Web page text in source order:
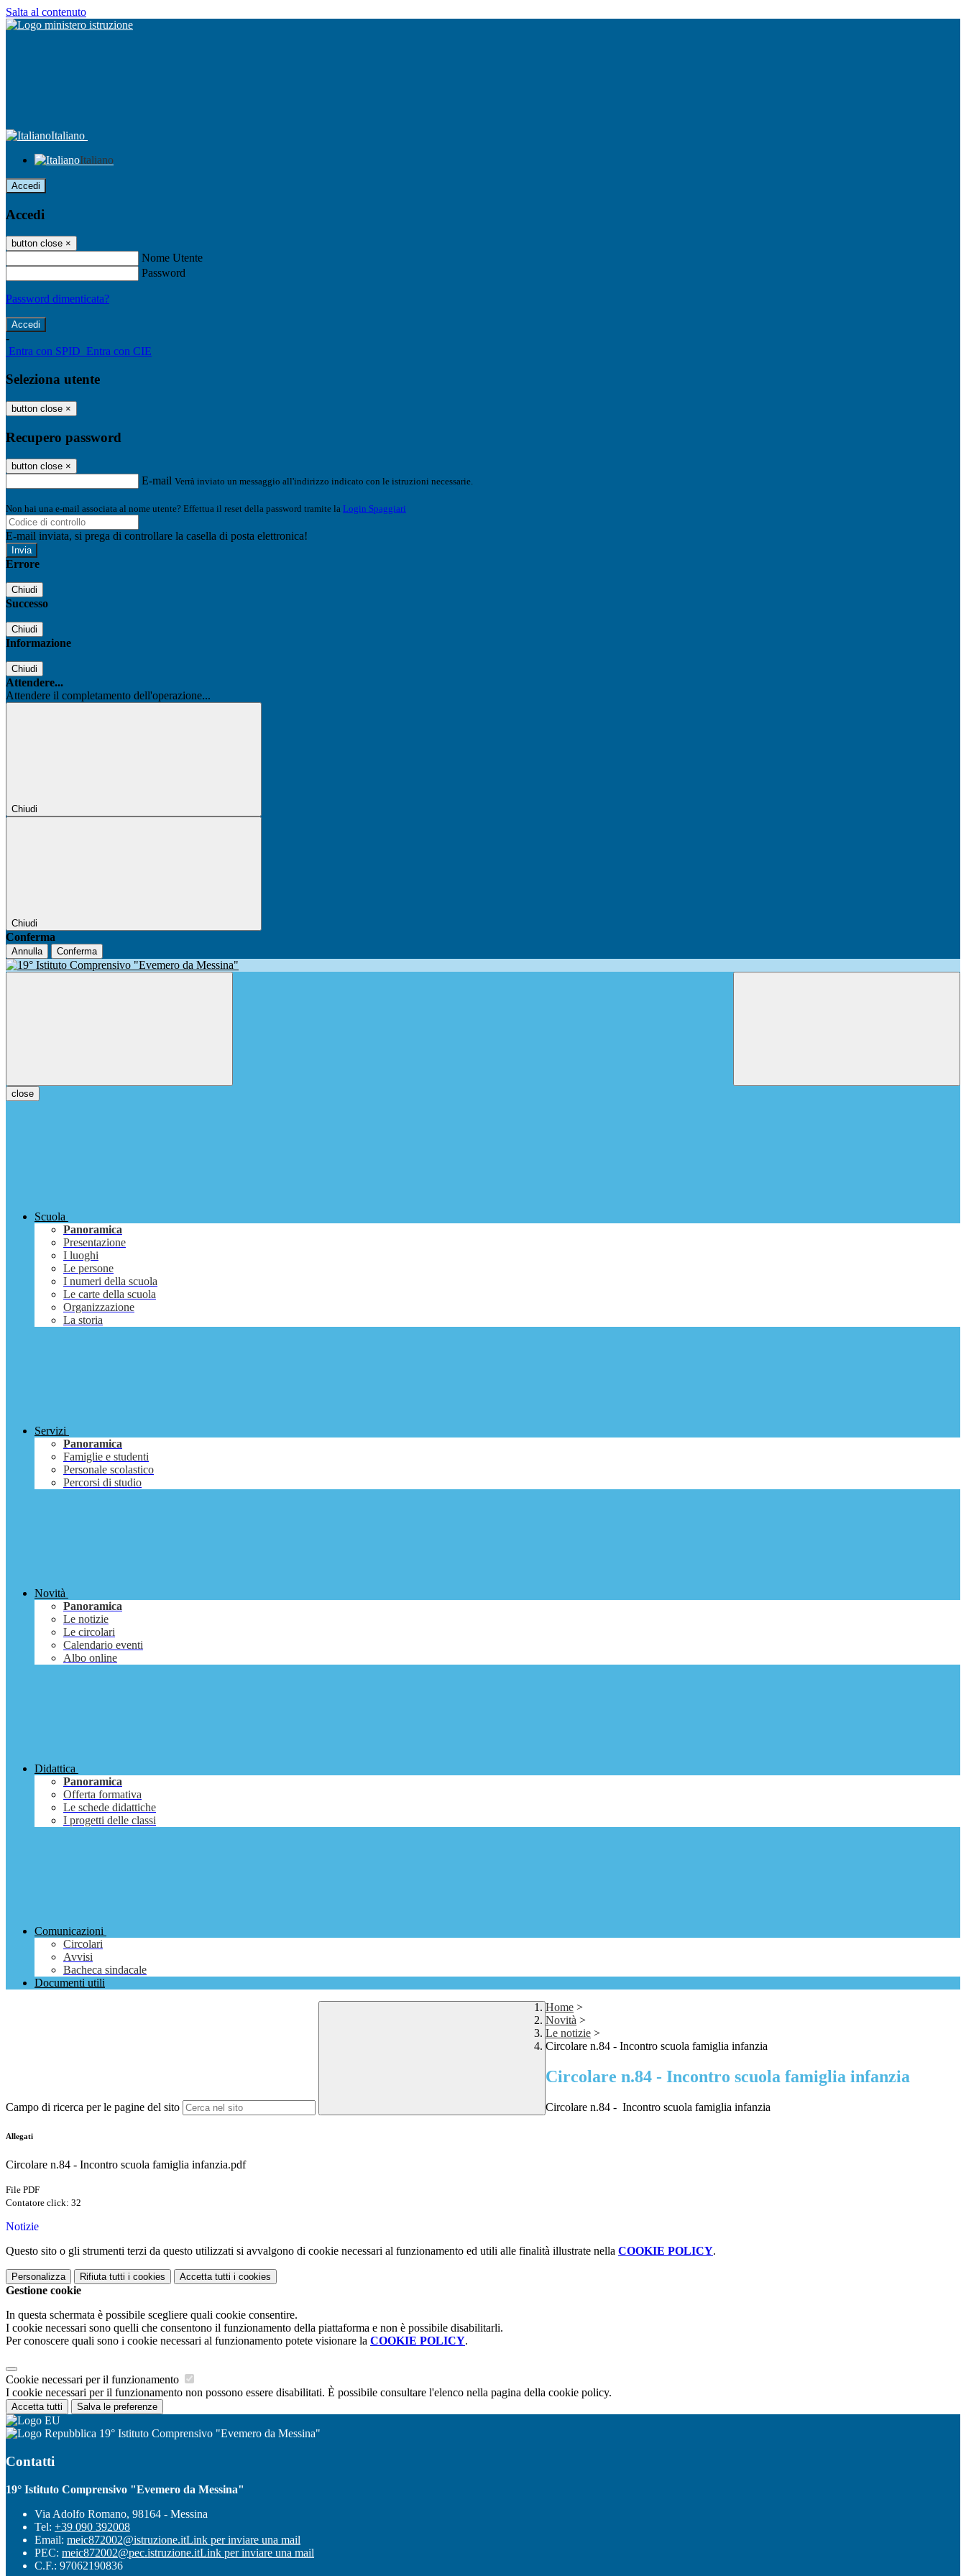
Salta al contenuto
Italiano
Italiano
Accedi
Accedi
button close ×
Nome Utente
Password
Password dimenticata?
-
Entra con SPID Entra con CIE
Seleziona utente
button close ×
Recupero password
button close ×
E-mail Verrà inviato un messaggio all'indirizzo indicato con le istruzioni necessarie.
Non hai una e-mail associata al nome utente? Effettua il reset della password tramite la Login Spaggiari
E-mail inviata, si prega di controllare la casella di posta elettronica!
Errore
Chiudi
Successo
Chiudi
Informazione
Chiudi
Attendere...
Attendere il completamento dell'operazione...
Chiudi
Chiudi
Conferma
Annulla Conferma
close
Scuola
Panoramica
Presentazione
I luoghi
Le persone
I numeri della scuola
Le carte della scuola
Organizzazione
La storia
Servizi
Panoramica
Famiglie e studenti
Personale scolastico
Percorsi di studio
Novità
Panoramica
Le notizie
Le circolari
Calendario eventi
Albo online
Didattica
Panoramica
Offerta formativa
Le schede didattiche
I progetti delle classi
Comunicazioni
Circolari
Avvisi
Bacheca sindacale
Documenti utili
Campo di ricerca per le pagine del sito
Home >
Novità >
Le notizie >
Circolare n.84 - Incontro scuola famiglia infanzia
Circolare n.84 - Incontro scuola famiglia infanzia
Circolare n.84 - Incontro scuola famiglia infanzia
Allegati
Circolare n.84 - Incontro scuola famiglia infanzia.pdf
File PDF
Contatore click: 32
Notizie
Questo sito o gli strumenti terzi da questo utilizzati si avvalgono di cookie necessari al funzionamento ed utili alle finalità illustrate nella COOKIE POLICY.
Personalizza Rifiuta tutti i cookies Accetta tutti i cookies
Gestione cookie
In questa schermata è possibile scegliere quali cookie consentire.
I cookie necessari sono quelli che consentono il funzionamento della piattaforma e non è possibile disabilitarli.
Per conoscere quali sono i cookie necessari al funzionamento potete visionare la COOKIE POLICY.
Cookie necessari per il funzionamento
I cookie necessari per il funzionamento non possono essere disabilitati. È possibile consultare l'elenco nella pagina della cookie policy.
Accetta tutti Salva le preferenze
19° Istituto Comprensivo "Evemero da Messina"
Contatti
19° Istituto Comprensivo "Evemero da Messina"
Via Adolfo Romano, 98164 - Messina
Tel: +39 090 392008
Email: meic872002@istruzione.itLink per inviare una mail
PEC: meic872002@pec.istruzione.itLink per inviare una mail
C.F.: 97062190836